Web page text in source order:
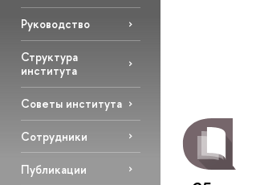
Руководство
Структура
института
Советы института
Сотрудники
Публикации